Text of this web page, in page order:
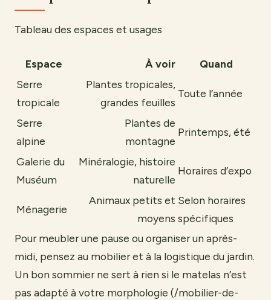
Tableau des espaces et usages
Espace À voir
Quand
Serre
tropicale
Plantes tropicales,
grandes feuilles
Toute l’année
Serre
alpine
Plantes de
montagne
Printemps, été
Galerie du
Muséum
Minéralogie, histoire
naturelle
Horaires d’expo
Ménagerie
Animaux petits et
moyens
Selon horaires
spécifiques
Pour meubler une pause ou organiser un après-
midi, pensez au mobilier et à la logistique du jardin.
Un bon sommier ne sert à rien si le matelas n’est
pas adapté à votre morphologie (/mobilier-de-